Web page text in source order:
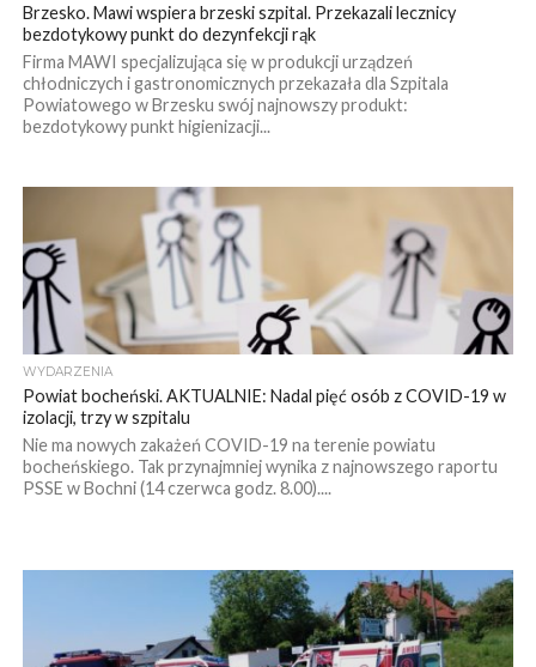
Brzesko. Mawi wspiera brzeski szpital. Przekazali lecznicy
bezdotykowy punkt do dezynfekcji rąk
Firma MAWI specjalizująca się w produkcji urządzeń
chłodniczych i gastronomicznych przekazała dla Szpitala
Powiatowego w Brzesku swój najnowszy produkt:
bezdotykowy punkt higienizacji...
WYDARZENIA
Powiat bocheński. AKTUALNIE: Nadal pięć osób z COVID-19 w
izolacji, trzy w szpitalu
Nie ma nowych zakażeń COVID-19 na terenie powiatu
bocheńskiego. Tak przynajmniej wynika z najnowszego raportu
PSSE w Bochni (14 czerwca godz. 8.00)....